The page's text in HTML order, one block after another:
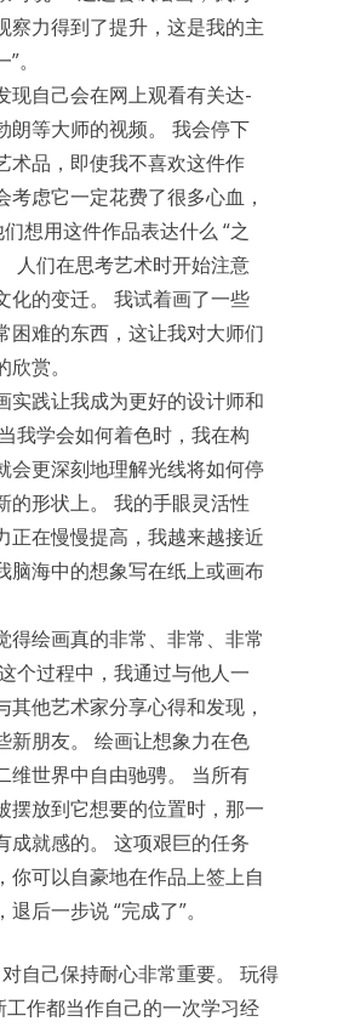
察力得到了提升，这是我的主
。
现自己会在网上观看有关达-
朗等大师的视频。 我会停下
术品，即使我不喜欢这件作
考虑它一定花费了很多心血，
想用这件作品表达什么 “之
人们在思考艺术时开始注意
化的变迁。 我试着画了一些
困难的东西，这让我对大师们
赏。
实践让我成为更好的设计师和
我学会如何着色时，我在构
会更深刻地理解光线将如何停
的形状上。 我的手眼灵活性
正在慢慢提高，我越来越接近
脑海中的想象写在纸上或画布
得绘画真的非常、非常、非常
个过程中，我通过与他人一
其他艺术家分享心得和发现，
新朋友。 绘画让想象力在色
维世界中自由驰骋。 当所有
摆放到它想要的位置时，那一
成就感的。 这项艰巨的任务
你可以自豪地在作品上签上自
后一步说 “完成了”。
自己保持耐心非常重要。 玩得
作都当作自己的一次学习经